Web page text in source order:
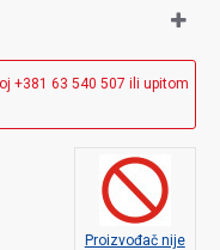
+381 63 540 507 ili upitom
Proizvođač nije